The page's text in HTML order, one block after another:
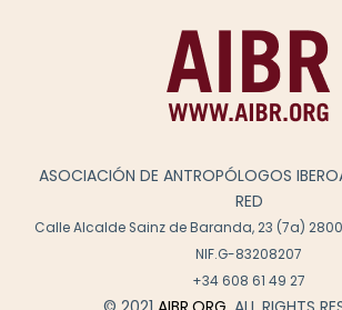
ASOCIACIÓN DE ANTROPÓLOGOS
RED
Calle Alcalde Sainz de Baranda, 23 (7a)
NIF.G-83208207
+34 608 61 49 27